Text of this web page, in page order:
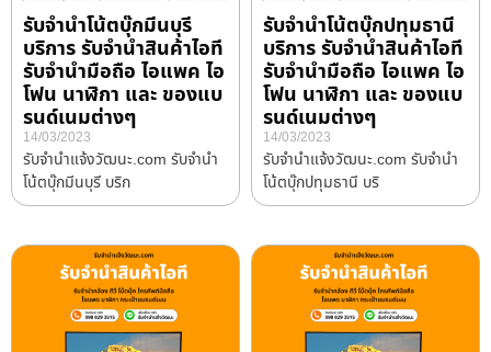
รับจำนำโน้ตบุ๊กมีนบุรี
บริการ รับจำนำสินค้าไอที
รับจำนำมือถือ ไอแพค ไอ
โฟน นาฬิกา และ ของแบ
รนด์เนมต่างๆ
14/03/2023
รับจํานําแจ้งวัฒนะ.com รับจำนำ
โน้ตบุ๊กมีนบุรี บริก
รับจำนำโน้ตบุ๊กปทุมธานี
บริการ รับจำนำสินค้าไอที
รับจำนำมือถือ ไอแพค ไอ
โฟน นาฬิกา และ ของแบ
รนด์เนมต่างๆ
14/03/2023
รับจํานําแจ้งวัฒนะ.com รับจำนำ
โน้ตบุ๊กปทุมธานี บริ